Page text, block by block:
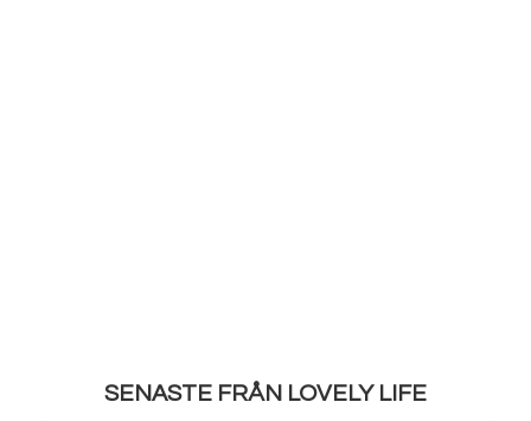
SENASTE FRÅN LOVELY LIFE